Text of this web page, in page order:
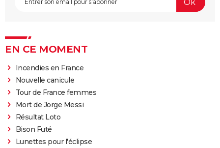
EN CE MOMENT
Incendies en France
Nouvelle canicule
Tour de France femmes
Mort de Jorge Messi
Résultat Loto
Bison Futé
Lunettes pour l'éclipse